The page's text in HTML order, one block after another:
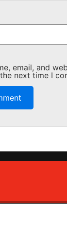
email, and
next time I